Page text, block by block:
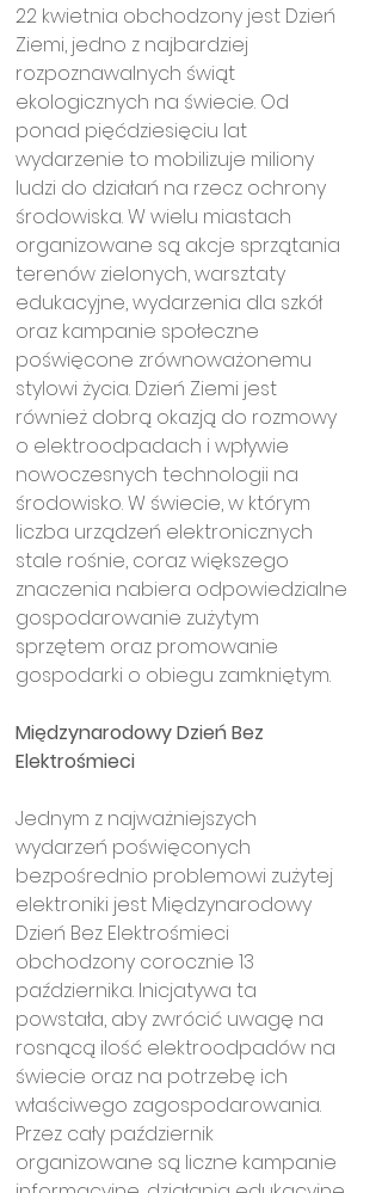
22 kwietnia obchodzony jest Dzień
Ziemi, jedno z najbardziej
rozpoznawalnych świąt
ekologicznych na świecie. Od
ponad pięćdziesięciu lat
wydarzenie to mobilizuje miliony
ludzi do działań na rzecz ochrony
środowiska. W wielu miastach
organizowane są akcje sprzątania
terenów zielonych, warsztaty
edukacyjne, wydarzenia dla szkół
oraz kampanie społeczne
poświęcone zrównoważonemu
stylowi życia. Dzień Ziemi jest
również dobrą okazją do rozmowy
o elektroodpadach i wpływie
nowoczesnych technologii na
środowisko. W świecie, w którym
liczba urządzeń elektronicznych
stale rośnie, coraz większego
znaczenia nabiera odpowiedzialne
gospodarowanie zużytym
sprzętem oraz promowanie
gospodarki o obiegu zamkniętym.
Międzynarodowy Dzień Bez
Elektrośmieci
Jednym z najważniejszych
wydarzeń poświęconych
bezpośrednio problemowi zużytej
elektroniki jest Międzynarodowy
Dzień Bez Elektrośmieci
obchodzony corocznie 13
października. Inicjatywa ta
powstała, aby zwrócić uwagę na
rosnącą ilość elektroodpadów na
świecie oraz na potrzebę ich
właściwego zagospodarowania.
Przez cały październik
organizowane są liczne kampanie